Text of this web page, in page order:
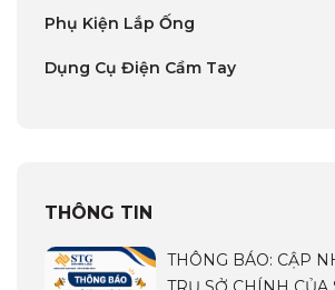
Phụ Kiện Lắp Ống
Dụng Cụ Điện Cầm Tay
THÔNG TIN
THÔNG BÁO: CẬP